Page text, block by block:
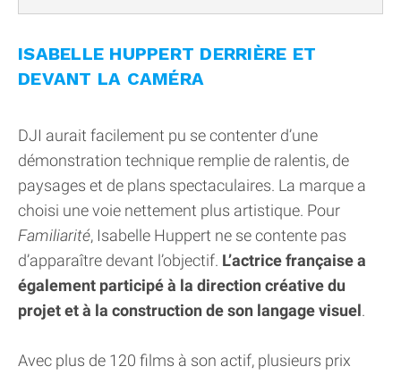
ISABELLE HUPPERT DERRIÈRE ET
DEVANT LA CAMÉRA
DJI aurait facilement pu se contenter d’une
démonstration technique remplie de ralentis, de
paysages et de plans spectaculaires. La marque a
choisi une voie nettement plus artistique. Pour
Familiarité, Isabelle Huppert ne se contente pas
d’apparaître devant l’objectif. L’actrice française a
également participé à la direction créative du
projet et à la construction de son langage visuel.
Avec plus de 120 films à son actif, plusieurs prix